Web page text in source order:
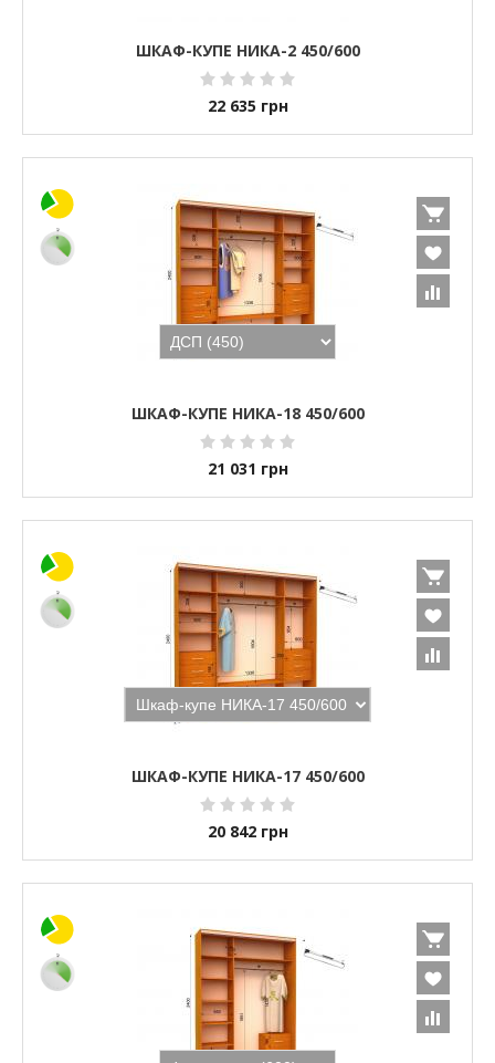
ШКАФ-КУПЕ НИКА-2 450/600
22 635 грн
ШКАФ-КУПЕ НИКА-18 450/600
21 031 грн
ШКАФ-КУПЕ НИКА-17 450/600
20 842 грн